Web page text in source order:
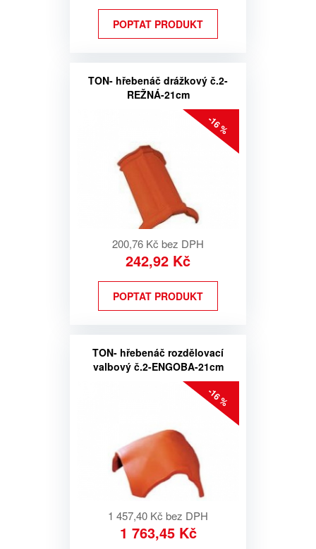
POPTAT PRODUKT
TON- hřebenáč drážkový č.2-
REŽNÁ-21cm
-16 %
200,76 Kč bez DPH
242,92 Kč
POPTAT PRODUKT
TON- hřebenáč rozdělovací
valbový č.2-ENGOBA-21cm
-16 %
1 457,40 Kč bez DPH
1 763,45 Kč